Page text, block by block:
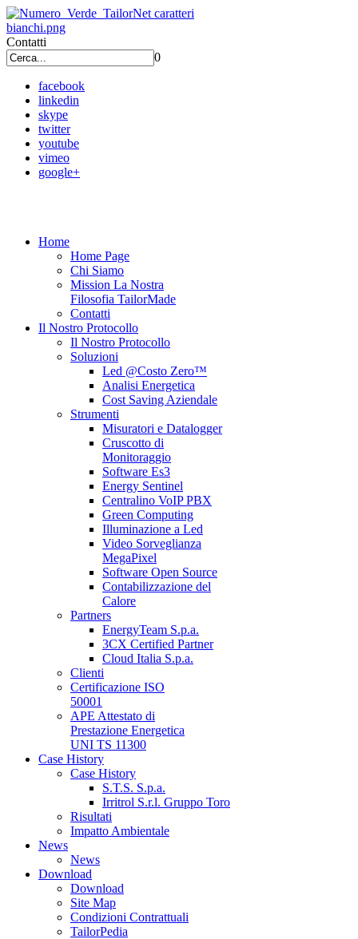
Contatti
0
facebook
linkedin
skype
twitter
youtube
vimeo
google+
Home
Home Page
Chi Siamo
Mission La Nostra
Filosofia TailorMade
Contatti
Il Nostro Protocollo
Il Nostro Protocollo
Soluzioni
Led @Costo Zero™
Analisi Energetica
Cost Saving Aziendale
Strumenti
Misuratori e Datalogger
Cruscotto di
Monitoraggio
Software Es3
Energy Sentinel
Centralino VoIP PBX
Green Computing
Illuminazione a Led
Video Sorveglianza
MegaPixel
Software Open Source
Contabilizzazione del
Calore
Partners
EnergyTeam S.p.a.
3CX Certified Partner
Cloud Italia S.p.a.
Clienti
Certificazione ISO
50001
APE Attestato di
Prestazione Energetica
UNI TS 11300
Case History
Case History
S.T.S. S.p.a.
Irritrol S.r.l. Gruppo Toro
Risultati
Impatto Ambientale
News
News
Download
Download
Site Map
Condizioni Contrattuali
TailorPedia